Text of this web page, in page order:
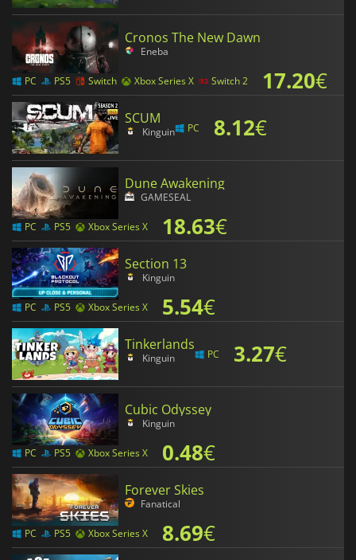
Cronos The New Dawn
Eneba
PC PS5 Switch Xbox Series X Switch 2 17.20€
SCUM
Kinguin PC 8.12€
Dune Awakening
GAMESEAL
PC PS5 Xbox Series X 18.63€
Section 13
Kinguin
PC PS5 Xbox Series X 5.54€
Tinkerlands
Kinguin PC 3.27€
Cubic Odyssey
Kinguin
PC PS5 Xbox Series X 0.48€
Forever Skies
Fanatical
PC PS5 Xbox Series X 8.69€